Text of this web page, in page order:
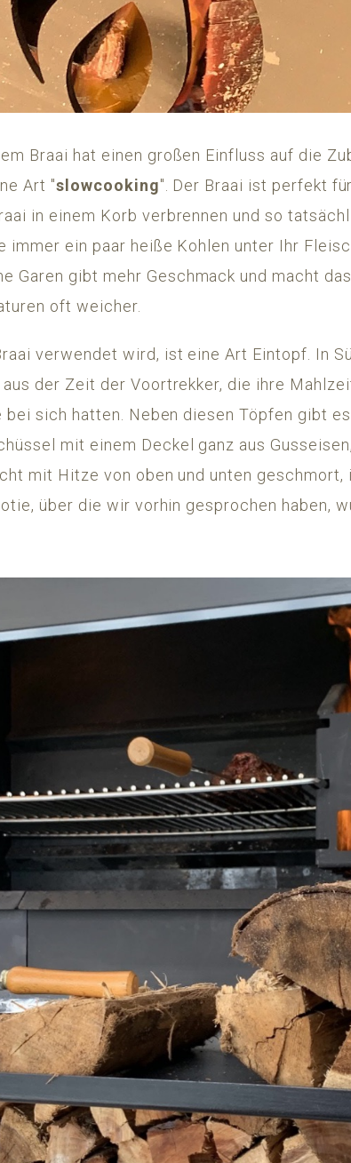
Braai hat einen großen Einfluss auf die
Art "slowcooking". Der Braai ist perfekt für
in einem Korb verbrennen und so
immer ein paar heiße Kohlen unter Ihr
Garen gibt mehr Geschmack und macht
oft weicher.
verwendet wird, ist eine Art Eintopf. In
der Zeit der Voortrekker, die ihre
sich hatten. Neben diesen Töpfen gibt
mit einem Deckel ganz aus
mit Hitze von oben und unten geschmort,
über die wir vorhin gesprochen haben,